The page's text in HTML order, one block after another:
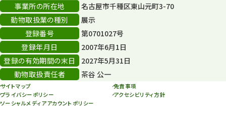
事業所の所在地
名古屋市千種区東山元町3-70
動物取扱業の種別
展示
登録番号
第0701027号
登録年月日
2007年6月1日
登録の有効期間の末日
2027年5月31日
動物取扱責任者
茶谷 公一
サイトマップ
免責事項
プライバシーポリシー
アクセシビリティ方針
ソーシャルメディアアカウントポリシー